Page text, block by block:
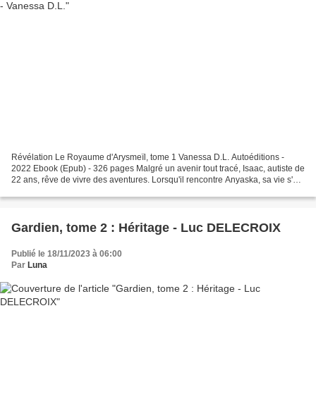
Révélation Le Royaume d'Arysmeïl, tome 1 Vanessa D.L. Autoéditions -
2022 Ebook (Epub) - 326 pages Malgré un avenir tout tracé, Isaac, autiste de
22 ans, rêve de vivre des aventures. Lorsqu'il rencontre Anyaska, sa vie s'en
Gardien, tome 2 : Héritage - Luc DELECROIX
Publié le 18/11/2023 à 06:00
Par Luna